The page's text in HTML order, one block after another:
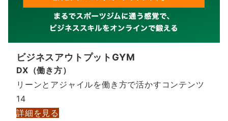
ビジネスアウトプットGYM
DX（働き方）
リーンとアジャイルを働き方で活かすコンテンツ
14
詳細を見る